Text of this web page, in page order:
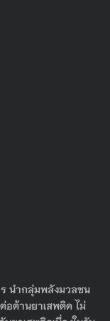
นำกลุ่มพลังมวลชน
อต้านยาเสพติด ไม่